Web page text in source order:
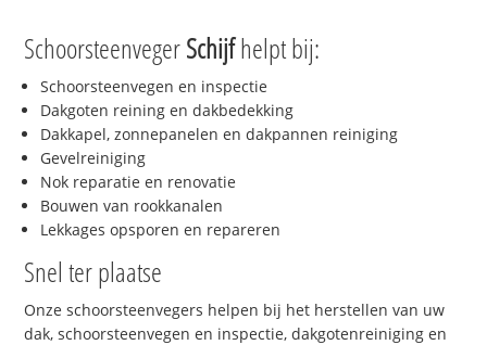
SchoorsteenvegerSchijfhelpt bij:
Schoorsteenvegen en inspectie
Dakgoten reining en dakbedekking
Dakkapel, zonnepanelen en dakpannen reiniging
Gevelreiniging
Nok reparatie en renovatie
Bouwen van rookkanalen
Lekkages opsporen en repareren
Snel ter plaatse
Onze schoorsteenvegers helpen bij het herstellen van uw
dak, schoorsteenvegen en inspectie, dakgotenreiniging en